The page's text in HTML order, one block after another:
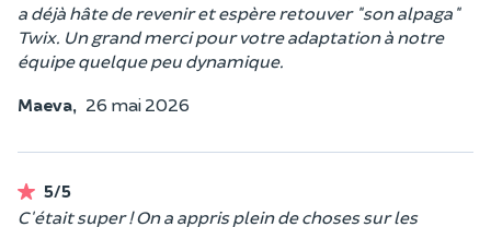
a déjà hâte de revenir et espère retouver "son alpaga"
Twix. Un grand merci pour votre adaptation à notre
équipe quelque peu dynamique.
Maeva, 26 mai 2026
5/5
C'était super ! On a appris plein de choses sur les